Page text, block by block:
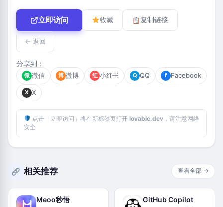
立即访问 收藏 复制链接
← 返回
分享到：
微 微信 博 微博 红 小红书 Q QQ f Facebook
X X
点击「立即访问」将在新标签页打开 lovable.dev，请注意网络
安全
相关推荐 查看全部 →
Meoo秒悟 GitHub Copilot